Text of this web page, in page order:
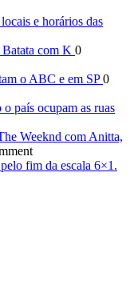
e horários das
com K 0
o ABC e em SP0
país ocupam as ruas
Weeknd com Anitta,
fim da escala 6×1.